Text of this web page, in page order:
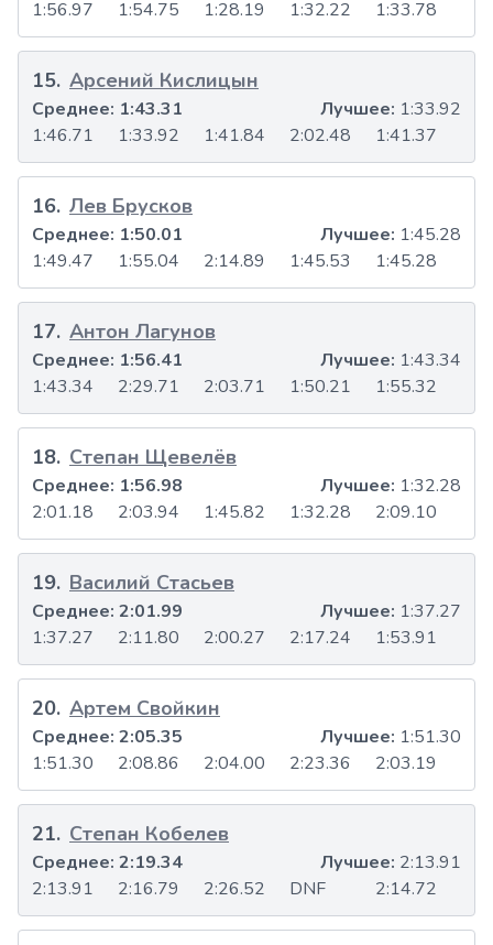
1:56.97 1:54.75 1:28.19 1:32.22 1:33.78
15. Арсений Кислицын
1:46.71 1:33.92 1:41.84 2:02.48 1:41.37
Среднее: 1:43.31 Лучшее: 1:33.92
16. Лев Брусков
1:49.47 1:55.04 2:14.89 1:45.53 1:45.28
Среднее: 1:50.01 Лучшее: 1:45.28
17. Антон Лагунов
1:43.34 2:29.71 2:03.71 1:50.21 1:55.32
Среднее: 1:56.41 Лучшее: 1:43.34
18. Степан Щевелёв
2:01.18 2:03.94 1:45.82 1:32.28 2:09.10
Среднее: 1:56.98 Лучшее: 1:32.28
19. Василий Стасьев
1:37.27 2:11.80 2:00.27 2:17.24 1:53.91
Среднее: 2:01.99 Лучшее: 1:37.27
20. Артем Свойкин
1:51.30 2:08.86 2:04.00 2:23.36 2:03.19
Среднее: 2:05.35 Лучшее: 1:51.30
21. Степан Кобелев
2:13.91 2:16.79 2:26.52 DNF 2:14.72
Среднее: 2:19.34 Лучшее: 2:13.91